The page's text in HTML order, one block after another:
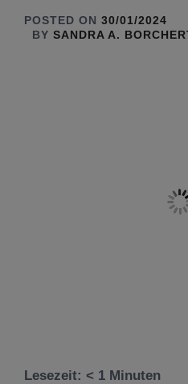
POSTED ON 30/01/2024
BY SANDRA A.
Lesezeit: < 1 Minuten